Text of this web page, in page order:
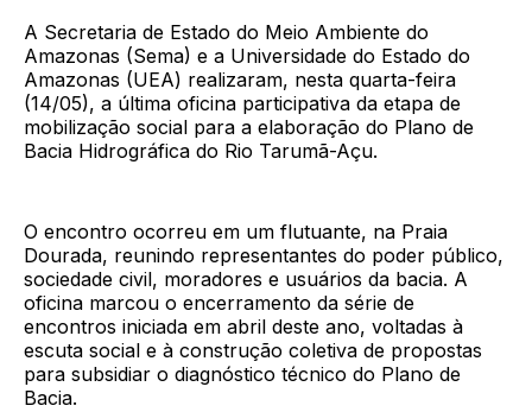
A Secretaria de Estado do Meio Ambiente do
Amazonas (Sema) e a Universidade do Estado do
Amazonas (UEA) realizaram, nesta quarta-feira
(14/05), a última oficina participativa da etapa de
mobilização social para a elaboração do Plano de
Bacia Hidrográfica do Rio Tarumã-Açu.
O encontro ocorreu em um flutuante, na Praia
Dourada, reunindo representantes do poder público,
sociedade civil, moradores e usuários da bacia. A
oficina marcou o encerramento da série de
encontros iniciada em abril deste ano, voltadas à
escuta social e à construção coletiva de propostas
para subsidiar o diagnóstico técnico do Plano de
Bacia.